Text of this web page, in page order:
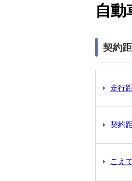
自動
契約
走行
契約
こえ